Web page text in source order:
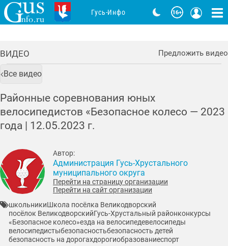
ВИДЕО Предложить видео
Все видео
Районные соревнования юных
велосипедистов «Безопасное колесо — 2023
года | 12.05.2023 г.
Автор:
Администрация Гусь-Хрустального
муниципального округа
Перейти на страницу организации
Перейти на сайт организации
школьникиШкола посёлка Великодворский
посёлок ВеликодворскийГусь-Хрустальный районконкурсы
«Безопасное колесо»езда на велосипедевелосипеды
велосипедистыбезопасностьбезопасность детей
безопасность на дорогахдорогиобразованиеспорт
Гусь-Инфо